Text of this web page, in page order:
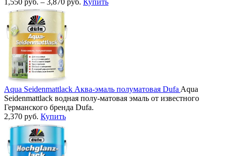
1,550 руб. – 3,870 руб. Купить
Aqua Seidenmattlack Аква-эмаль полуматовая Dufa Aqua
Seidenmattlack водная полу-матовая эмаль от известного
Германского бренда Dufa.
2,370 руб. Купить